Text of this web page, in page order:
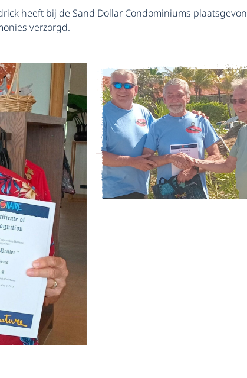
heeft bij de Sand Dollar Condominiums
verzorgd.